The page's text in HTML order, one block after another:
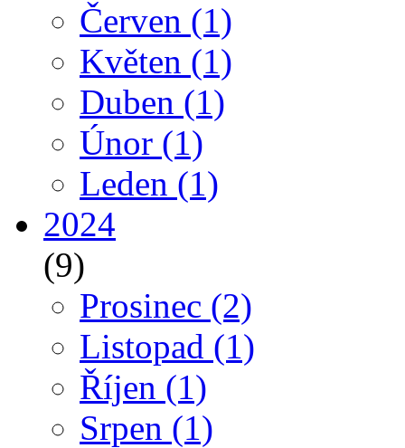
Červen (1)
Květen (1)
Duben (1)
Únor (1)
Leden (1)
2024
(9)
Prosinec (2)
Listopad (1)
Říjen (1)
Srpen (1)